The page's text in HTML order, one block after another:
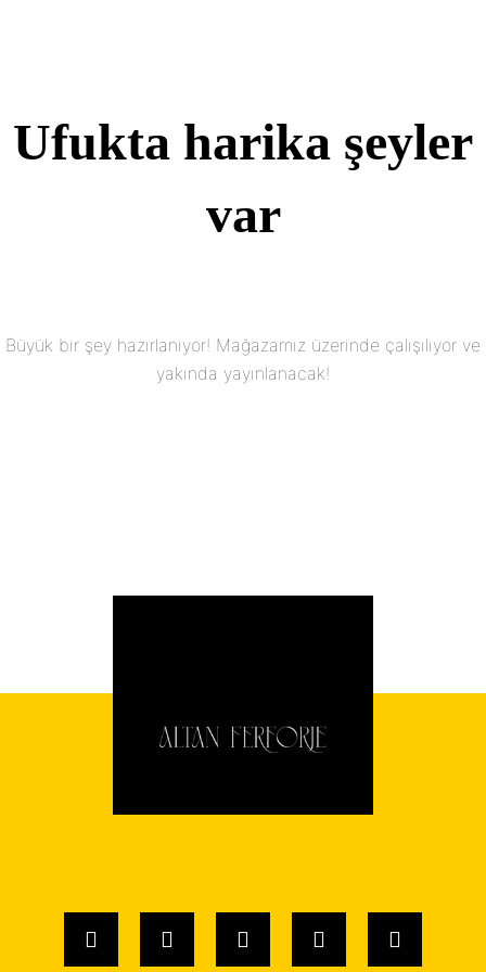
Ufukta harika şeyler
var
Büyük bir şey hazırlanıyor! Mağazamız üzerinde çalışılıyor ve
yakında yayınlanacak!